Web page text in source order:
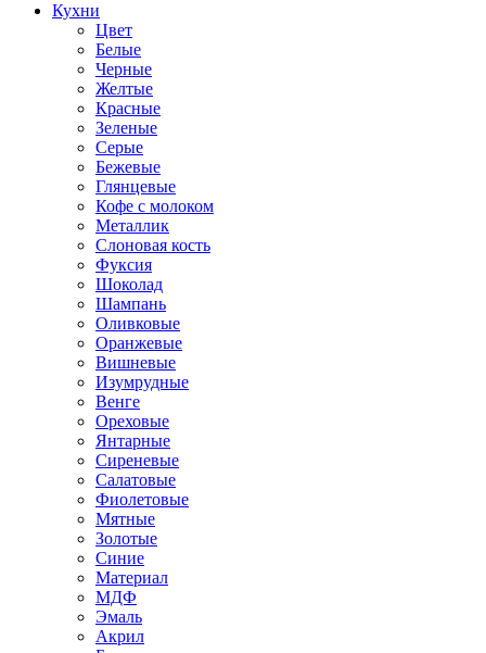
Кухни
Цвет
Белые
Черные
Желтые
Красные
Зеленые
Серые
Бежевые
Глянцевые
Кофе с молоком
Металлик
Слоновая кость
Фуксия
Шоколад
Шампань
Оливковые
Оранжевые
Вишневые
Изумрудные
Венге
Ореховые
Янтарные
Сиреневые
Салатовые
Фиолетовые
Мятные
Золотые
Синие
Материал
МДФ
Эмаль
Акрил